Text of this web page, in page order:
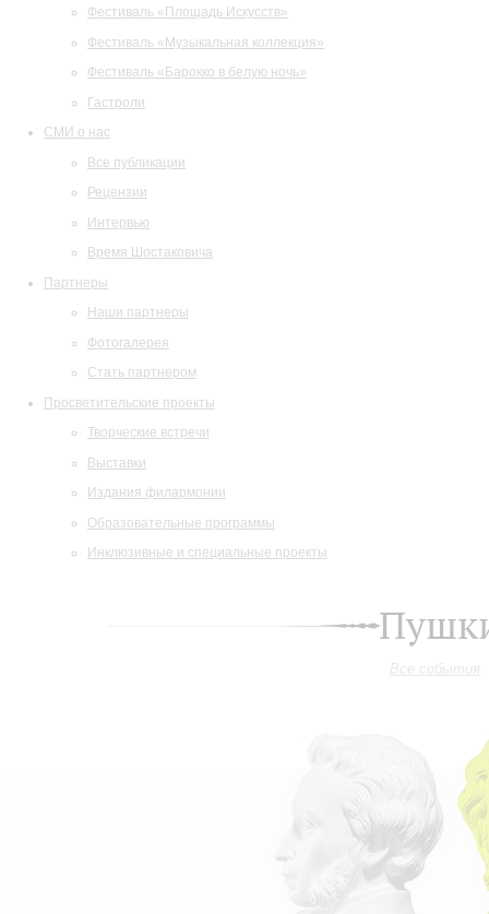
Фестиваль «Площадь Искусств»
Фестиваль «Музыкальная коллекция»
Фестиваль «Барокко в белую ночь»
Гастроли
СМИ о нас
Все публикации
Рецензии
Интервью
Время Шостаковича
Партнеры
Наши партнеры
Фотогалерея
Стать партнером
Просветительские проекты
Творческие встречи
Выставки
Издания филармонии
Образовательные программы
Инклюзивные и специальные проекты
Все события